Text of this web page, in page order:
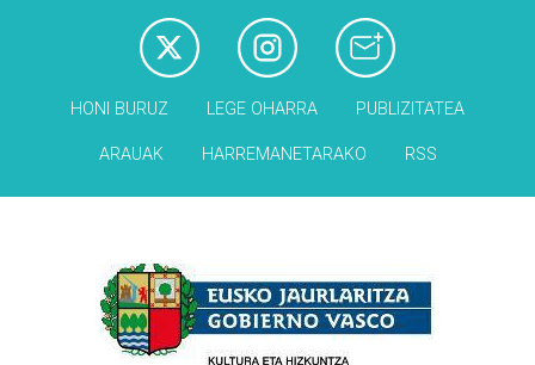
HONI BURUZ LEGE OHARRA PUBLIZITATEA
ARAUAK HARREMANETARAKO RSS